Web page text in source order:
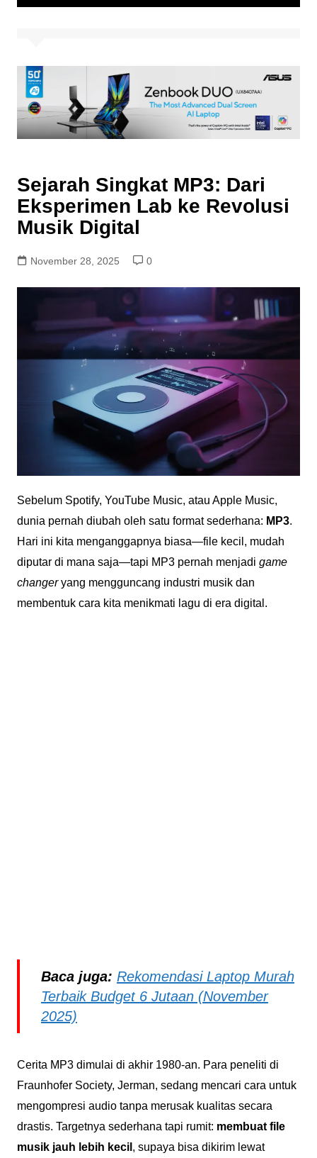
Sejarah Singkat MP3: Dari
Eksperimen Lab ke Revolusi
Musik Digital
November 28, 2025 0
Sebelum Spotify, YouTube Music, atau Apple Music,
dunia pernah diubah oleh satu format sederhana: MP3.
Hari ini kita menganggapnya biasa—file kecil, mudah
diputar di mana saja—tapi MP3 pernah menjadi game
changeryang mengguncang industri musik dan
membentuk cara kita menikmati lagu di era digital.
Baca juga: Rekomendasi Laptop Murah
Terbaik Budget 6 Jutaan (November
2025)
Cerita MP3 dimulai di akhir 1980-an. Para peneliti di
Fraunhofer Society, Jerman, sedang mencari cara untuk
mengompresi audio tanpa merusak kualitas secara
drastis. Targetnya sederhana tapi rumit: membuat file
musik jauh lebih kecil , supaya bisa dikirim lewat